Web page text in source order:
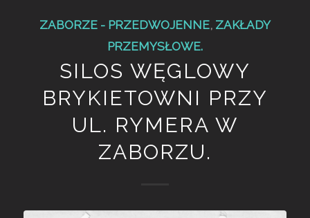
ZABORZE - PRZEDWOJENNE, ZAKŁADY
PRZEMYSŁOWE.
SILOS WĘGLOWY
BRYKIETOWNI PRZY
UL. RYMERA W
ZABORZU.